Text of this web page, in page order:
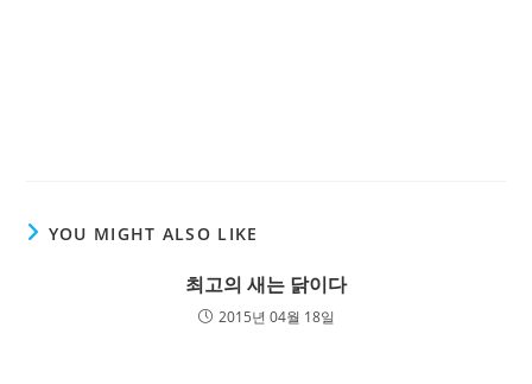
YOU MIGHT ALSO LIKE
최고의 새는 닭이다
2015년 04월 18일